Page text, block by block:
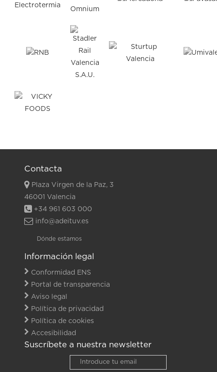
Contacta
Plaza Virgen de la Paz, 3
46001 Valencia
+34 961 603 000
info@adeituv.es
Dónde estamos
Información legal
Conformidad ENS
Portal de transparencia
Aviso legal
Política de privacidad
Política de cookies
Accesibilidad
Suscríbete a nuestra newsletter